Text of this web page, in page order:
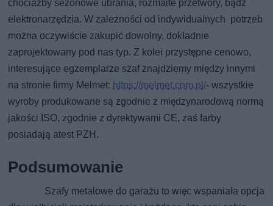
chociażby sezonowe ubrania, rozmaite przetwory, bądź
elektronarzędzia. W zależności od indywidualnych potrzeb
można oczywiście zakupić dowolny, dokładnie
zaprojektowany pod nas typ. Z kolei przystępne cenowo,
interesujące egzemplarze szaf znajdziemy między innymi
na stronie firmy Melmet: https://melmet.com.pl/- wszystkie
wyroby produkowane są zgodnie z międzynarodową normą
jakości ISO, zgodnie z dyrektywami CE, zaś farby
posiadają atest PZH.
Podsumowanie
Szafy metalowe do garażu to więc wspaniała opcja